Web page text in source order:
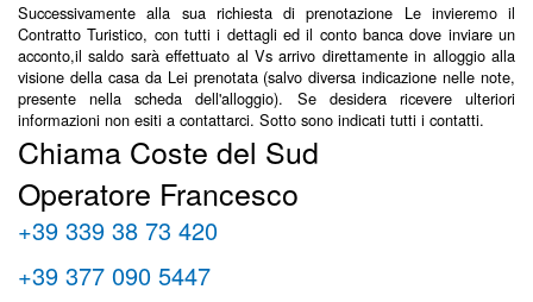
Successivamente alla sua richiesta di prenotazione Le invieremo il
Contratto Turistico, con tutti i dettagli ed il conto banca dove inviare un
acconto,il saldo sarà effettuato al Vs arrivo direttamente in alloggio alla
visione della casa da Lei prenotata (salvo diversa indicazione nelle note,
presente nella scheda dell'alloggio). Se desidera ricevere ulteriori
informazioni non esiti a contattarci. Sotto sono indicati tutti i contatti.
Chiama Coste del Sud
Operatore Francesco
+39 339 38 73 420
+39 377 090 5447